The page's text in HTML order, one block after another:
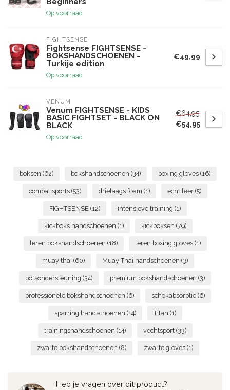
Op voorraad
FIGHTSENSE
Fightsense FIGHTSENSE -
BOKSHANDSCHOENEN -
Turkije edition
Op voorraad
€49,99
VENUM
Venum FIGHTSENSE - KIDS
BASIC FIGHTSET - BLACK ON
BLACK
Op voorraad
€64,95
€54,95
boksen (62) bokshandschoenen (34) boxing gloves (16)
combat sports (53) drielaags foam (1) echt leer (5)
FIGHTSENSE (12) intensieve training (1)
kickboks handschoenen (1) kickboksen (79)
leren bokshandschoenen (18) leren boxing gloves (1)
muay thai (60) Muay Thai handschoenen (3)
polsondersteuning (34) premium bokshandschoenen (3)
professionele bokshandschoenen (6) schokabsorptie (6)
sparring handschoenen (14) Titan (1)
trainingshandschoenen (14) vechtsport (33)
zwarte bokshandschoenen (8) zwarte gloves (1)
Heb je vragen over dit product?